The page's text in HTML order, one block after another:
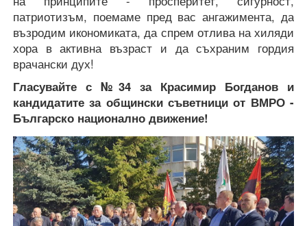
патриотизъм, поемаме пред вас ангажимента, да
възродим икономиката, да спрем отлива на хиляди
хора в активна възраст и да съхраним гордия
врачански дух!
Гласувайте с №34 за Красимир Богданов и
кандидатите за общински съветници от ВМРО -
Българско национално движение!